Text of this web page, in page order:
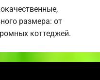
размера: от
коттеджей.